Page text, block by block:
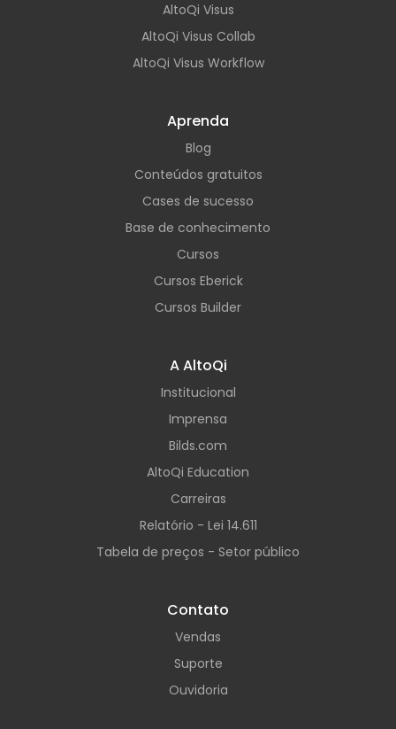
AltoQi Visus
AltoQi Visus Collab
AltoQi Visus Workflow
Aprenda
Blog
Conteúdos gratuitos
Cases de sucesso
Base de conhecimento
Cursos
Cursos Eberick
Cursos Builder
A AltoQi
Institucional
Imprensa
Bilds.com
AltoQi Education
Carreiras
Relatório - Lei 14.611
Tabela de preços - Setor público
Contato
Vendas
Suporte
Ouvidoria